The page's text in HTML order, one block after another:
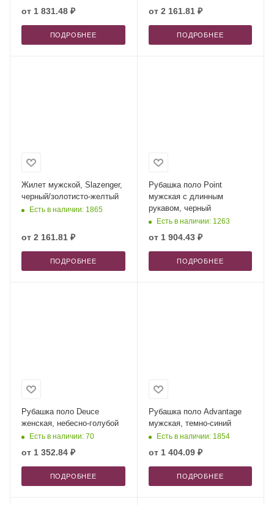
от 1 831.48 ₽
ПОДРОБНЕЕ
от 2 161.81 ₽
ПОДРОБНЕЕ
Жилет мужской, Slazenger,
черный/золотисто-желтый
Есть в наличии: 1865
от 2 161.81 ₽
ПОДРОБНЕЕ
Рубашка поло Point
мужская с длинным
рукавом, черный
Есть в наличии: 1263
от 1 904.43 ₽
ПОДРОБНЕЕ
Рубашка поло Deuce
женская, небесно-голубой
Есть в наличии: 70
от 1 352.84 ₽
ПОДРОБНЕЕ
Рубашка поло Advantage
мужская, темно-синий
Есть в наличии: 1854
от 1 404.09 ₽
ПОДРОБНЕЕ